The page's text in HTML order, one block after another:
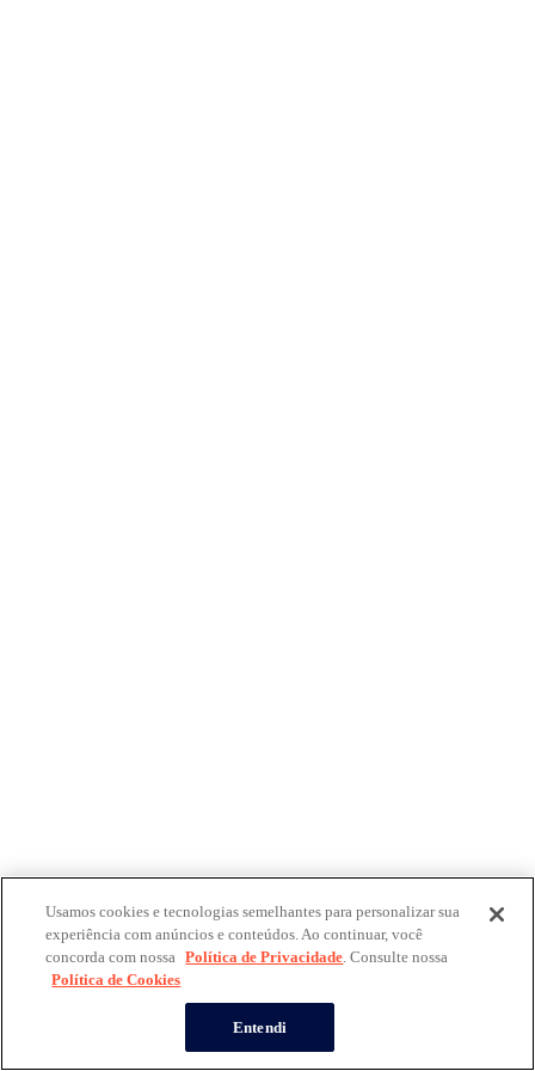
Usamos cookies e tecnologias semelhantes para personalizar sua
experiência com anúncios e conteúdos. Ao continuar, você
concorda com nossa Política de Privacidade. Consulte nossa
Política de Cookies
Entendi